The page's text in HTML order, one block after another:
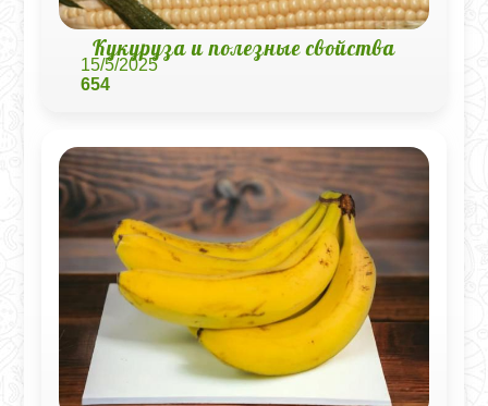
Кукуруза и полезные свойства
15/5/2025
654